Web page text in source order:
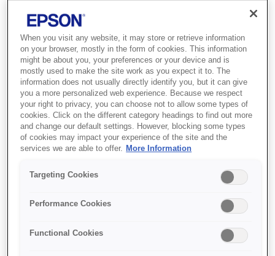
SKU:C13T02S100
WorkForce Enterprise
WF-C20750 Black Ink
Ці чорнила мають високий вихід,
потребують мінімального втручання
у роботу принтера та дозволяють
зекономити гроші. Чорнила мають
друку на звичайному папері.
Ідеально підходять для офісного
When you visit any website, it may store or retrieve information
on your browser, mostly in the form of cookies. This information
might be about you, your preferences or your device and is
mostly used to make the site work as you expect it to. The
information does not usually directly identify you, but it can give
you a more personalized web experience. Because we respect
your right to privacy, you can choose not to allow some types of
cookies. Click on the different category headings to find out more
and change our default settings. However, blocking some types
of cookies may impact your experience of the site and the
services we are able to offer.
More Information
Targeting Cookies
Performance Cookies
Functional Cookies